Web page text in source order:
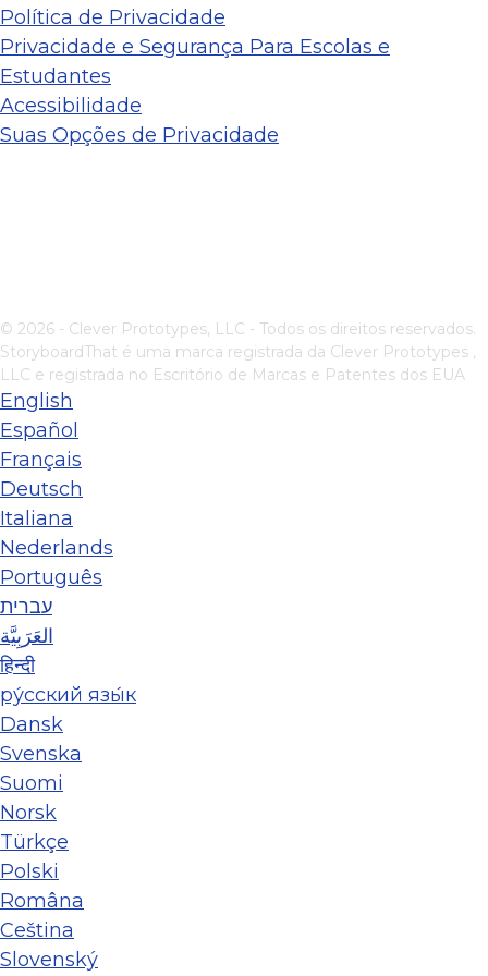
Política de Privacidade
Privacidade e Segurança Para Escolas e
Estudantes
Acessibilidade
Suas Opções de Privacidade
© 2026 - Clever Prototypes, LLC - Todos os direitos reservados.
StoryboardThat é uma marca registrada da Clever Prototypes ,
LLC e registrada no Escritório de Marcas e Patentes dos EUA
English
Español
Français
Deutsch
Italiana
Nederlands
Português
עברית
العَرَبِيَّة
हिन्दी
ру́сский язы́к
Dansk
Svenska
Suomi
Norsk
Türkçe
Polski
Româna
Ceština
Slovenský